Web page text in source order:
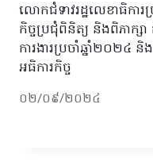
លោកជំទាវរដ្ឋលេខាធិកា
កិច្ចប្រជុំពិនិត្យ និងពិភាក្ស
ការងារប្រចាំឆ្នាំ២០២
អធិការកិច្ច
០២/០៩/២០២៤